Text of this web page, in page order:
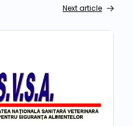
Next article